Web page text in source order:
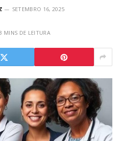
SETEMBRO 16, 2025
MINS DE LEITURA